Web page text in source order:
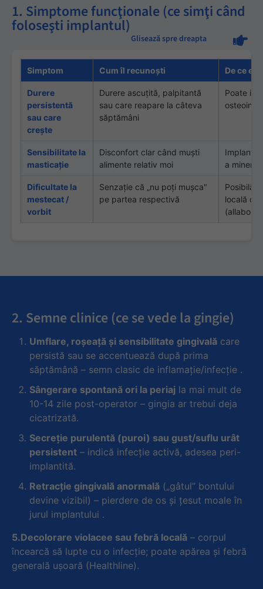
1. Simptome funcţionale (ce simţi când
foloseşti implantul)
Glisează spre dreapta
Simptom Cum îl recunoşti De ce e
Durere
persistentă
sau care
creşte
Durere ascuţită, palpitantă
sau care reapare la câteva
săptămâni
Poate
Sensibilitate la
masticaţie
Disconfort clar când muşti
alimente relativ moi
Implantul
a
Dificultate la
mestecat /
vorbit
Senzaţie că „nu poţi muşca"
pe partea respectivă
Posibilă
locală ce
(
2. Semne clinice (ce se vede la gingie)
Umflare, roşeaţă şi sensibilitate gingivală care
persistă sau se accentuează după prima
săptămână – semn clasic de inflamaţie/infecţie .
Sângerare spontană ori la periaj la mai mult de
10-14 zile post-operator – gingia ar trebui deja
cicatrizată.
Secreţie purulentă (puroi) sau gust/suflu urât
persistent – indică infecţie activă, adesea peri-
implantită.
Retracţie gingivală anormală („gâtul” bontului
devine vizibil) – pierdere de os şi ţesut moale în
jurul implantului .
5.Decolorare violacee sau febră locală – corpul
încearcă să lupte cu o infecţie; poate apărea şi febră
generală uşoară (Healthline).